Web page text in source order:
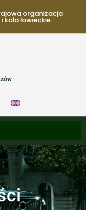
organizacja
łowieckie.